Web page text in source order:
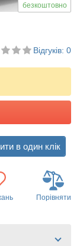
безкоштовно
Відгуків: 0
Порівняти